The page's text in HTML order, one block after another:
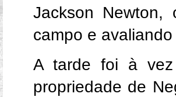
Jackson Newton,
campo e
A tarde foi à
propriedade de